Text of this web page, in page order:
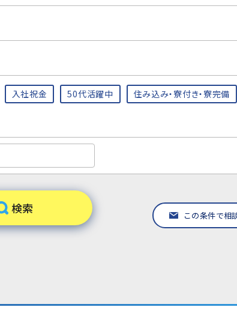
入社祝金 50代活躍中 住み込み・寮付き・寮完備
この条件で相